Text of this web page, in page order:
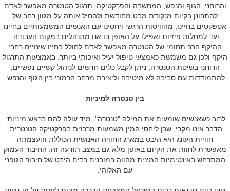
והרוחני, הגוף והנפש, המחשבה והפרקטיקה. תרגול הטנטרה מאפשר לאדם
להתבונן בקיום מנקודת מבט מחודשת ולהחיל אותה על מגוון רחב של
אספקטים בחיינו, מהוויסות הרגשי ויחסינו עם האנשים המשמעותיים בחיינו
ועד למחלות פיזיות ואפילו על האופן בו אנו מתנהלים במקום העבודה.
ההיקף הרב תחומי של הטנטרה מאפשר לאדם לחולל בחייו שינויים רחבי
היקף ולכן גם משמשת כאמצעי טיפול יעיל ואיכותי ביותר. באמצעות התרגול
הרוחני בשיטת הטנטרה, ניתן לקבל כלים חדשים לניהול קשיים נפשיים,
להתמודדות עם סביבה לא מיטיבה וליצירת מרחב הרמוני בין הגוף והנפש.
בין טנטרה למיניות
לרוב כשאנשים שומעים את המילה "טנטרה", מיד עולה להם בראש מיניות.
הדבר אינו מקרי, שכן ליחסי המין משמעות מרכזית בפרקטיקה הטנטרית.
חוויית העונג היא היבט במארג החוויה האנושית הכוללת והעצמתה
מאפשרת לחוות את הקיום באופן מלא גם במצב תודעה זה. החיבור העמוק
המתרחש באינטימיות המינית מהווה במובנים רבים היבט של חיבור הגופני
עם האלוהי.